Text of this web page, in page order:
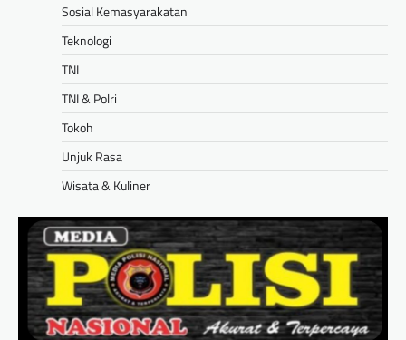
Sosial Kemasyarakatan
Teknologi
TNI
TNI & Polri
Tokoh
Unjuk Rasa
Wisata & Kuliner